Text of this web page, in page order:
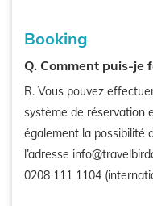
Booking
Q. Comment puis-je
R. Vous pouvez
système de réservation
également la possibilité
l’adresse
0208 111 1104